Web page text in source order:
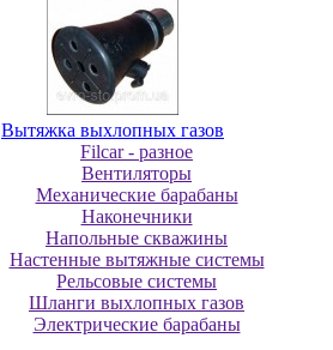
Вытяжка выхлопных газов
Filcar - разное
Вентиляторы
Механические барабаны
Наконечники
Напольные скважины
Настенные вытяжные системы
Рельсовые системы
Шланги выхлопных газов
Электрические барабаны